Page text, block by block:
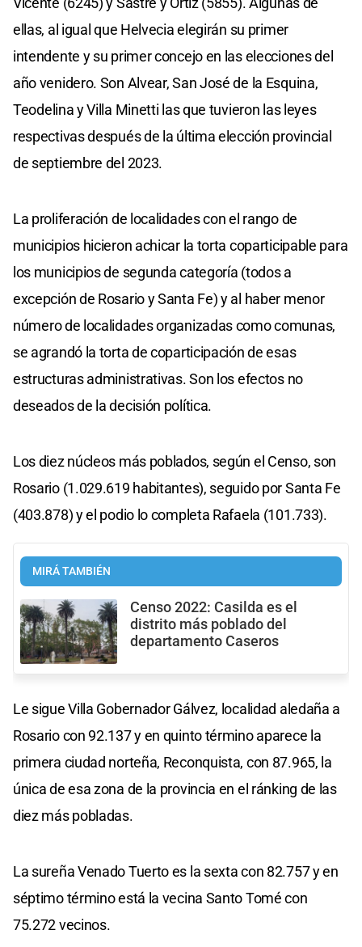
ellas, al igual que Helvecia elegirán su primer
intendente y su primer concejo en las elecciones del
año venidero. Son Alvear, San José de la Esquina,
Teodelina y Villa Minetti las que tuvieron las leyes
respectivas después de la última elección provincial
de septiembre del 2023.
La proliferación de localidades con el rango de
municipios hicieron achicar la torta coparticipable para
los municipios de segunda categoría (todos a
excepción de Rosario y Santa Fe) y al haber menor
número de localidades organizadas como comunas,
se agrandó la torta de coparticipación de esas
estructuras administrativas. Son los efectos no
deseados de la decisión política.
Los diez núcleos más poblados, según el Censo, son
Rosario (1.029.619 habitantes), seguido por Santa Fe
(403.878) y el podio lo completa Rafaela (101.733).
MIRÁ TAMBIÉN
Censo 2022: Casilda es el
distrito más poblado del
departamento Caseros
Le sigue Villa Gobernador Gálvez, localidad aledaña a
Rosario con 92.137 y en quinto término aparece la
primera ciudad norteña, Reconquista, con 87.965, la
única de esa zona de la provincia en el ránking de las
diez más pobladas.
La sureña Venado Tuerto es la sexta con 82.757 y en
séptimo término está la vecina Santo Tomé con
75.272 vecinos.